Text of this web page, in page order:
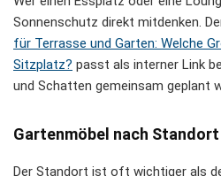
Sonnenschutz direkt mitdenken.
für Terrasse und Garten: Welche
Sitzplatz? passt als interner Link
und Schatten gemeinsam geplant
Gartenmöbel nach
Der Standort ist oft wichtiger als